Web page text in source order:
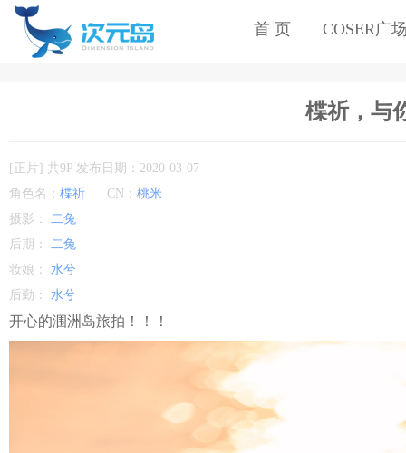
首 页 COSER广
楪祈，与
[正片] 共9P 发布日期：2020-03-07
角色名： 楪祈 CN： 桃米
摄影： 二兔
后期： 二兔
妆娘： 水兮
后勤： 水兮
开心的涠洲岛旅拍！！！